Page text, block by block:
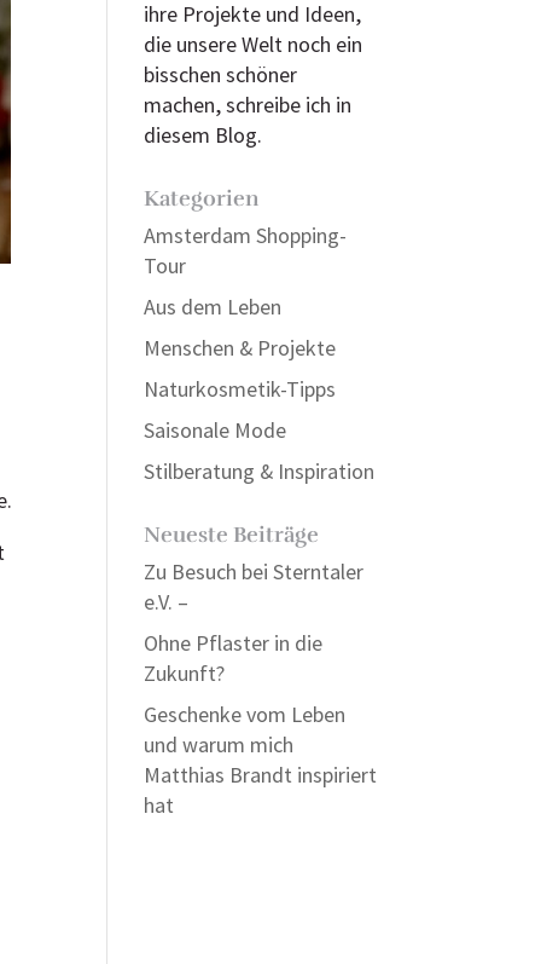
ihre Projekte und Ideen,
die unsere Welt noch ein
bisschen schöner
machen, schreibe ich in
diesem Blog.
Kategorien
Amsterdam Shopping-
Tour
Aus dem Leben
Menschen & Projekte
Naturkosmetik-Tipps
Saisonale Mode
Stilberatung & Inspiration
Neueste Beiträge
Zu Besuch bei Sterntaler
e.V. –
Ohne Pflaster in die
Zukunft?
Geschenke vom Leben
und warum mich
Matthias Brandt inspiriert
hat